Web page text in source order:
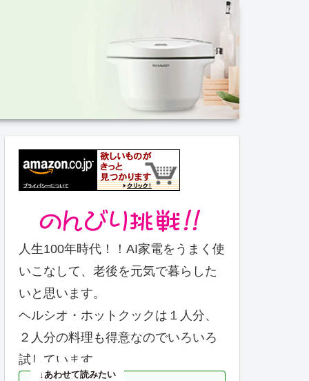
人生100年時代！！AI家電をうまく使
いこなして、老後を元気で暮らした
いと思います。
ヘルシオ・ホットクックは１人分、
２人分の料理も得意なのでいろいろ
試しています。